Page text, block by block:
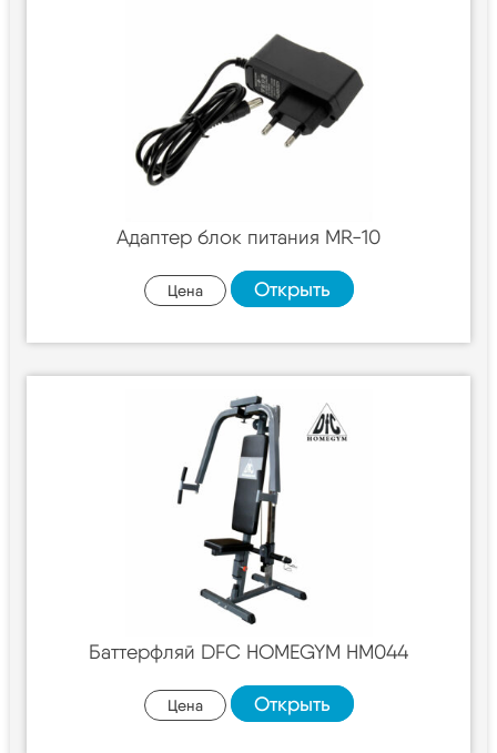
Адаптер блок питания MR-10
Цена Открыть
Баттерфляй DFC HOMEGYM HM044
Цена Открыть